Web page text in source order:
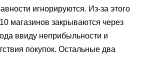
игнорируются. Из-за этого
магазинов закрываются через
ввиду неприбыльности и
покупок. Остальные два